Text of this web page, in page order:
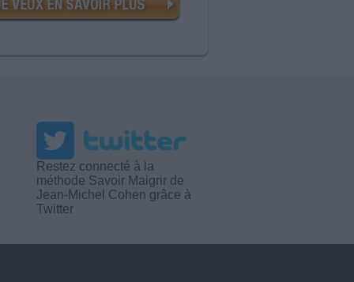
Restez connecté à la
méthode Savoir Maigrir de
Jean-Michel Cohen grâce à
Twitter